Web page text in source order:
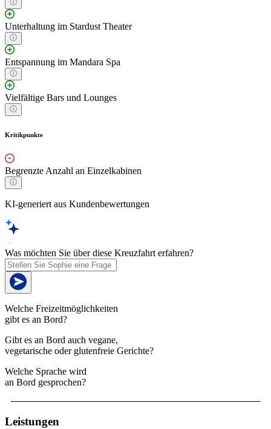
Unterhaltung im Stardust Theater
Entspannung im Mandara Spa
Vielfältige Bars und Lounges
Kritikpunkte
Begrenzte Anzahl an Einzelkabinen
KI-generiert aus Kundenbewertungen
Was möchten Sie über diese Kreuzfahrt erfahren?
Welche Freizeitmöglichkeiten
gibt es an Bord?
Gibt es an Bord auch vegane,
vegetarische oder glutenfreie Gerichte?
Welche Sprache wird
an Bord gesprochen?
Leistungen